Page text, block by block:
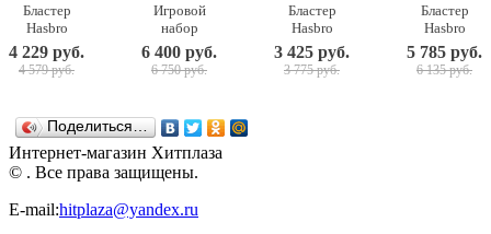
Бластер
Hasbro
NERF
Фортнайт
Ракетница
4 229 руб.
4 579 руб.
Игровой
набор
Hasbro
NERF
ULTRA One
стрелами
E65953R0
6 400 руб.
6 750 руб.
Бластер
Hasbro
NERF
Фортнайт
SMG-E
3 425 руб.
3 775 руб.
Бластер
Hasbro
NERF Райвл
Чарджер
синий
5 785 руб.
6 135 руб.
Поделиться…
Интернет-магазин Хитплаза
© . Все права защищены.
E-mail:hitplaza@yandex.ru